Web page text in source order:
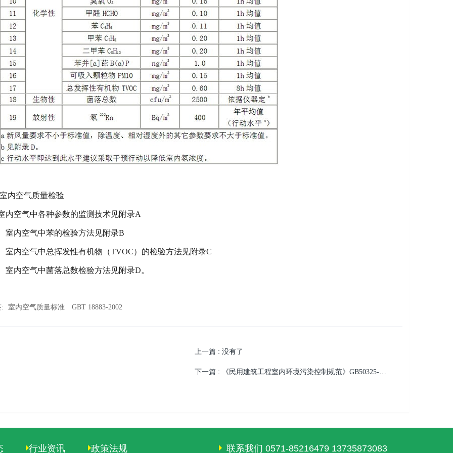
内空气质量检验
内空气中各种参数的监测技术见附录A
室内空气中苯的检验方法见附录B
室内空气中总挥发性有机物（TVOC）的检验方法见附录C
室内空气中菌落总数检验方法见附录D。
: 室内空气质量标准 GBT 18883-2002
上一篇 : 没有了
下一篇 : 《民用建筑工程室内环境污染控制规范》GB50325-2010
行业资讯 政策法规 联系我们 0571-85216479 13735873083